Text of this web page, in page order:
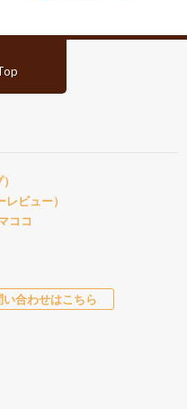
ビュー）
ココ
合わせはこちら